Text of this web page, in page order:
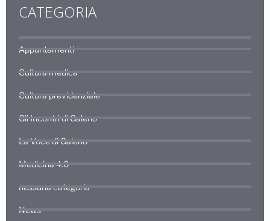
CATEGORIA
Appuntamenti
Cultura medica
Cultura previdenziale
Gli Incontri di Galeno
La Voce di Galeno
Medicina 4.0
nessuna categoria
News